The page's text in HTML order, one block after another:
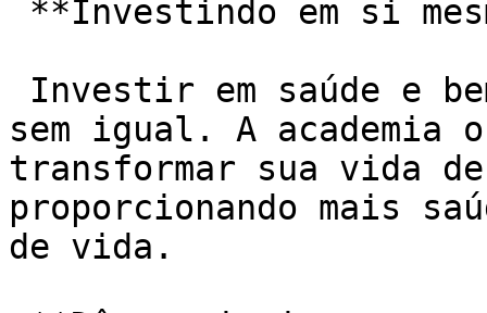
sem igual. A academia
transformar sua vida
proporcionando mais
de vida.